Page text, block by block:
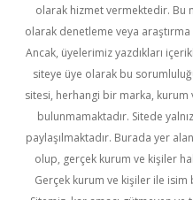
olarak hizmet vermektedir. Bu
olarak denetleme veya
Ancak, üyelerimiz yazdıkları
siteye üye olarak bu
sitesi, herhangi bir marka, kurum
bulunmamaktadır. Sitede
paylaşılmaktadır. Burada yer
olup, gerçek kurum ve kişiler
Gerçek kurum ve kişiler ile